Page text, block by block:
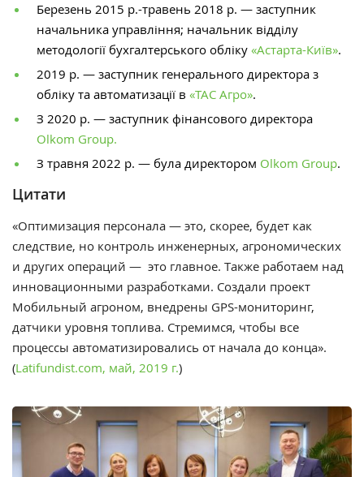
Березень 2015 р.-травень 2018 р. — заступник
начальника управління; начальник відділу
методології бухгалтерського обліку «Астарта-Київ».
2019 р. — заступник генерального директора з
обліку та автоматизації в «ТАС Агро».
З 2020 р. — заступник фінансового директора
Olkom Group.
З травня 2022 р. — була директором Olkom Group.
Цитати
«Оптимизация персонала — это, скорее, будет как
следствие, но контроль инженерных, агрономических
и других операций — это главное. Также работаем над
инновационными разработками. Создали проект
Мобильный агроном, внедрены GPS-мониторинг,
датчики уровня топлива. Стремимся, чтобы все
процессы автоматизировались от начала до конца».
(Latifundist.com, май, 2019 г.)